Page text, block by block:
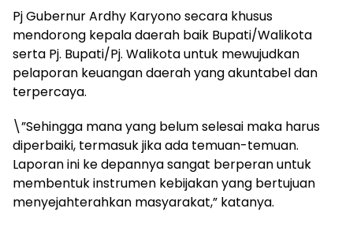
Pj Gubernur Ardhy Karyono secara khusus
mendorong kepala daerah baik Bupati/Walikota
serta Pj. Bupati/Pj. Walikota untuk mewujudkan
pelaporan keuangan daerah yang akuntabel dan
terpercaya.
\”Sehingga mana yang belum selesai maka harus
diperbaiki, termasuk jika ada temuan-temuan.
Laporan ini ke depannya sangat berperan untuk
membentuk instrumen kebijakan yang bertujuan
menyejahterahkan masyarakat,” katanya.